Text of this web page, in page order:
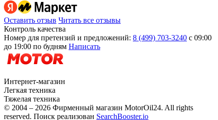
Оставить отзыв Читать все отзывы
Контроль качества
Номер для претензий и предложений: 8 (499) 703-3240 с 09:00
до 19:00 по будням Написать
Интернет-магазин
Легкая техника
Тяжелая техника
© 2004 – 2026 Фирменный магазин MotorOil24. All rights
reserved. Поиск реализован SearchBooster.io